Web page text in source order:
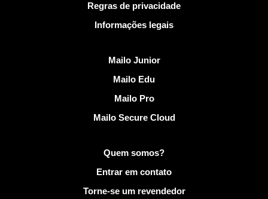
Regras de privacidade
Informações legais
Mailo Junior
Mailo Edu
Mailo Pro
Mailo Secure Cloud
Mais informações em MailoQuem somos?
Entrar em contato
Torne-se um revendedor